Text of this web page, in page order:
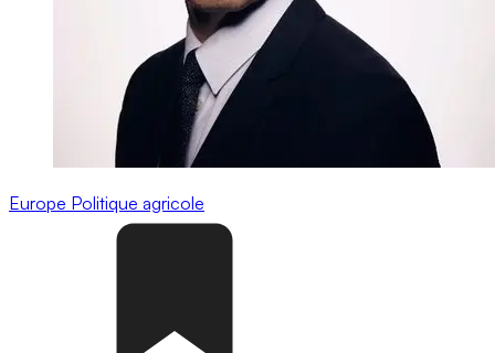
Europe Politique agricole